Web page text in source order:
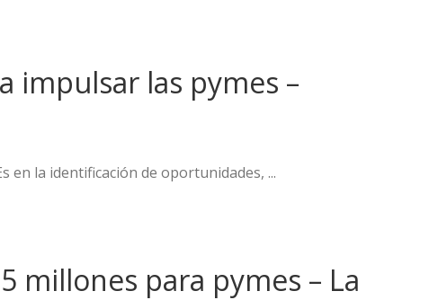
impulsar las pymes –
en la identificación de oportunidades, ...
millones para pymes – La